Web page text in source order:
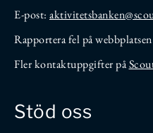
E-post: aktivitetsbanken
Rapportera fel på
Fler kontaktuppgifter på
Stöd oss